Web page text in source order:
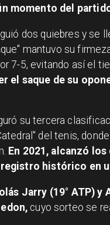
momento del
dos quiebres y se
mantuvo su
7-5, evitando así el tie
el saque de su
su tercera
del tenis,
En 2021, alcanzó
histórico en
Jarry (19° ATP) y
cuyo sorteo se